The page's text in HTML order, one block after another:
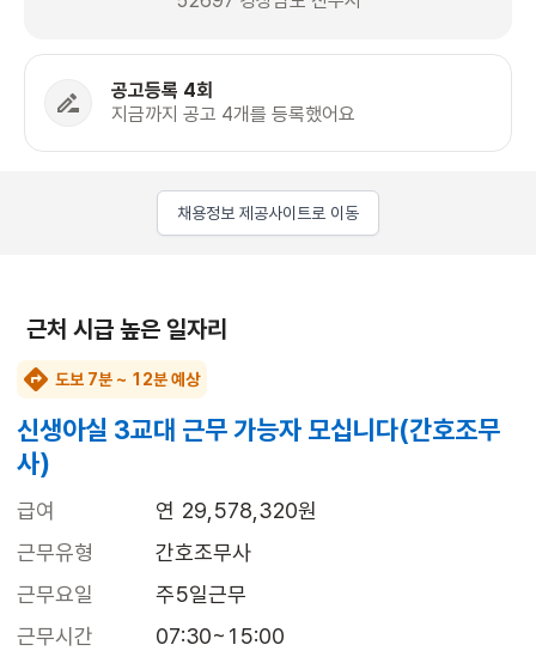
공고등록 4회
지금까지 공고 4개를 등록했어요
채용정보 제공사이트로 이동
근처 시급 높은 일자리
도보 7분 ~ 12분 예상
신생아실 3교대 근무 가능자 모십니다(간호조무
사)
급여
연 29,578,320원
근무유형
간호조무사
근무요일
주5일근무
근무시간
07:30~15:00